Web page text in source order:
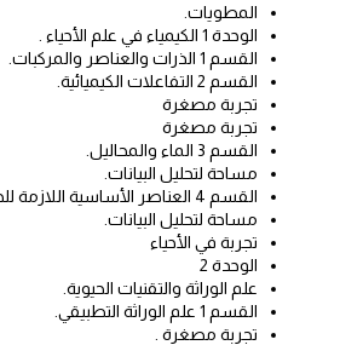
المطويات.
الوحدة 1 الكيمياء في علم الأحياء .
القسم 1 الذرات والعناصر والمركبات.
القسم 2 التفاعلات الكيميائية.
تجربة مصغرة
تجربة مصغرة
القسم 3 الماء والمحاليل.
مساحة لتحليل البيانات.
القسم 4 العناصر الأساسية اللازمة للحياة.
مساحة لتحليل البيانات.
تجربة في الأحياء
الوحدة 2
علم الوراثة والتقنيات الحيوية.
القسم 1 علم الوراثة التطبيقي.
تجربة مصغرة .